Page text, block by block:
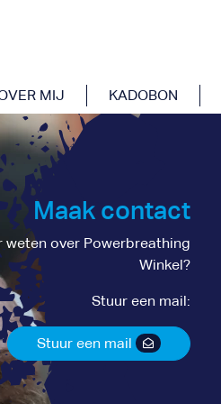
MIJ KADOBON
Maak contact
weten over Powerbreathing
Winkel?
Stuur een mail:
Stuur een mail